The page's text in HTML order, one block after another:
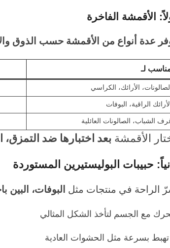
الأقمشة الفاخرة
عدة أنواع من الأقمشة حسب الذوق
لـ
الصالونات، الأرائك، الكراسي
الأرائك الراقية، البوفات
الشباب، الصالونات العائلية
الأقمشة بعد اختبارها ضد التمزق،
حبيبات البوليستيرين المستوردة
الراحة في منتجات مثل البوفات،
مع الجسم لتأخذ الشكل المثالي
تهبط بسرعة مثل الحشوات العادية